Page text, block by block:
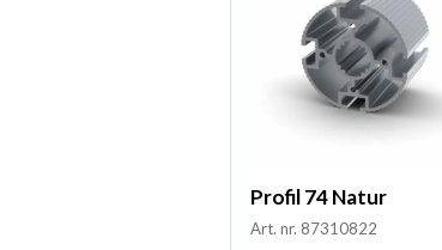
Profil 74 Natur
Art. nr. 87310822